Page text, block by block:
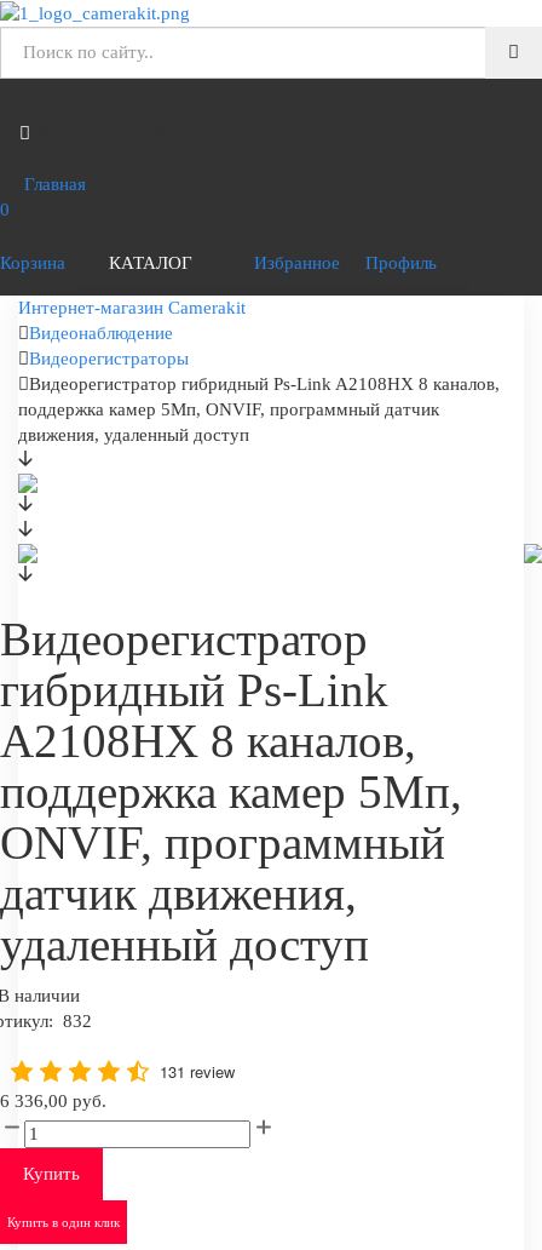
Главная
0
Корзина КАТАЛОГ Избранное Профиль
Интернет-магазин Camerakit
Видеонаблюдение
Видеорегистраторы
Видеорегистратор гибридный Ps-Link A2108HX 8 каналов,
поддержка камер 5Мп, ONVIF, программный датчик
движения, удаленный доступ
Видеорегистратор
гибридный Ps-Link
A2108HX 8 каналов,
поддержка камер 5Мп,
ONVIF, программный
датчик движения,
удаленный доступ
наличии
832
131 review
6 336,00 руб.
Купить
Купить в один клик